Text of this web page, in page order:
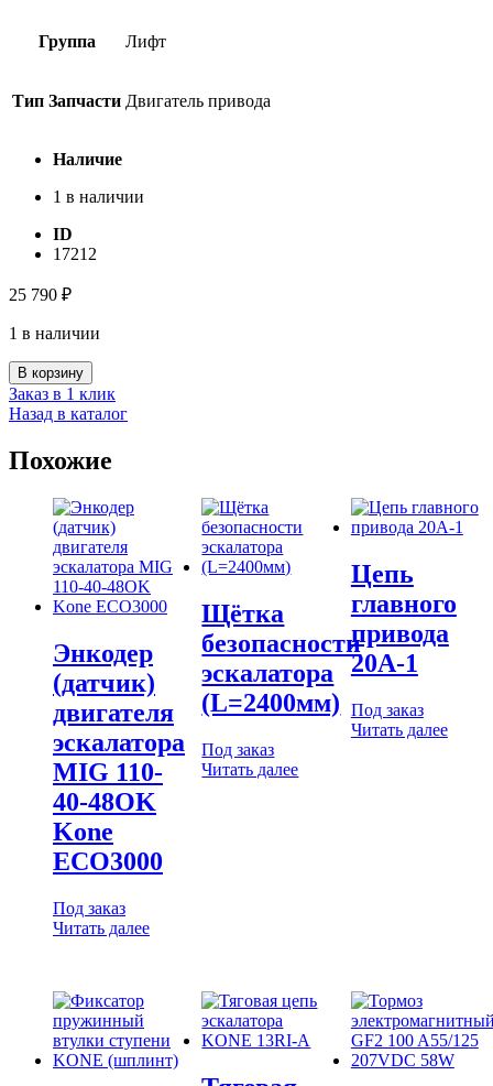
Группа Лифт
Тип Запчасти Двигатель привода
Наличие
1 в наличии
ID
17212
25 790 ₽
1 в наличии
Количество
товара
Тахометр
RE0444
L1
B
кабеля)
В корзину
Заказ в 1 клик
Назад в каталог
Похожие
Энкодер
(датчик)
двигателя
эскалатора
MIG 110-
40-48OK
Kone
ECO3000
Под заказ
Читать далее
Щётка
безопасности
эскалатора
(L=2400мм)
Под заказ
Читать далее
Цепь
главного
привода
20A-1
Под заказ
Читать далее